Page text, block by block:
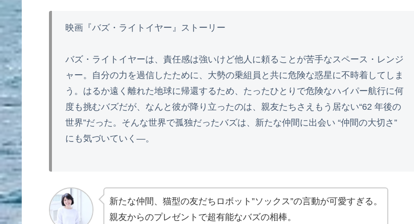
映画『バズ・ライトイヤー』ストーリー
バズ・ライトイヤーは、責任感は強いけど他人に頼ることが苦手なスペース・レンジ
ャー。自分の力を過信したために、大勢の乗組員と共に危険な惑星に不時着してしま
う。はるか遠く離れた地球に帰還するため、たったひとりで危険なハイパー航行に何
度も挑むバズだが、なんと彼が降り立ったのは、親友たちさえもう居ない“62 年後の
世界”だった。そんな世界で孤独だったバズは、新たな仲間に出会い “仲間の大切さ”
にも気づいていく―。
新たな仲間、猫型の友だちロボット”ソックス”の言動が可愛すぎる。
親友からのプレゼントで超有能なバズの相棒。